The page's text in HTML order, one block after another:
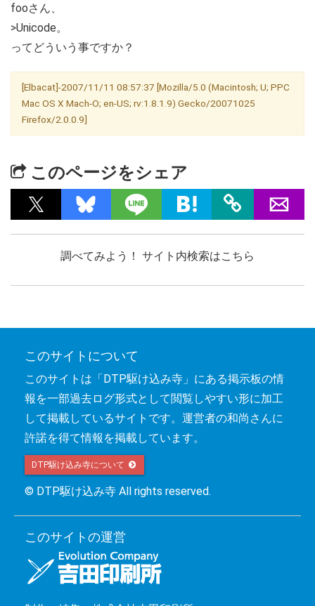
fooさん、
>Unicode。
ってどういう事ですか？
[Elbacat]-2007/11/11 08:57:37 [Mozilla/5.0 (Macintosh; U; PPC
Mac OS X Mach-O; en-US; rv:1.8.1.9) Gecko/20071025
Firefox/2.0.0.9]
このページをシェア
調べてみよう！ サイト内検索はこちら
このサイトについて
このサイトは「DTP駆け込み寺」にある掲示板の情
報を一部過去ログ形式として閲覧しやすい形に加工
して掲載しているサイトです。運営者の和尚さんに
許諾を得て情報を掲載しています。
DTP駆け込み寺について
© DTP駆け込み寺 All rights reserved.
このサイトの運営